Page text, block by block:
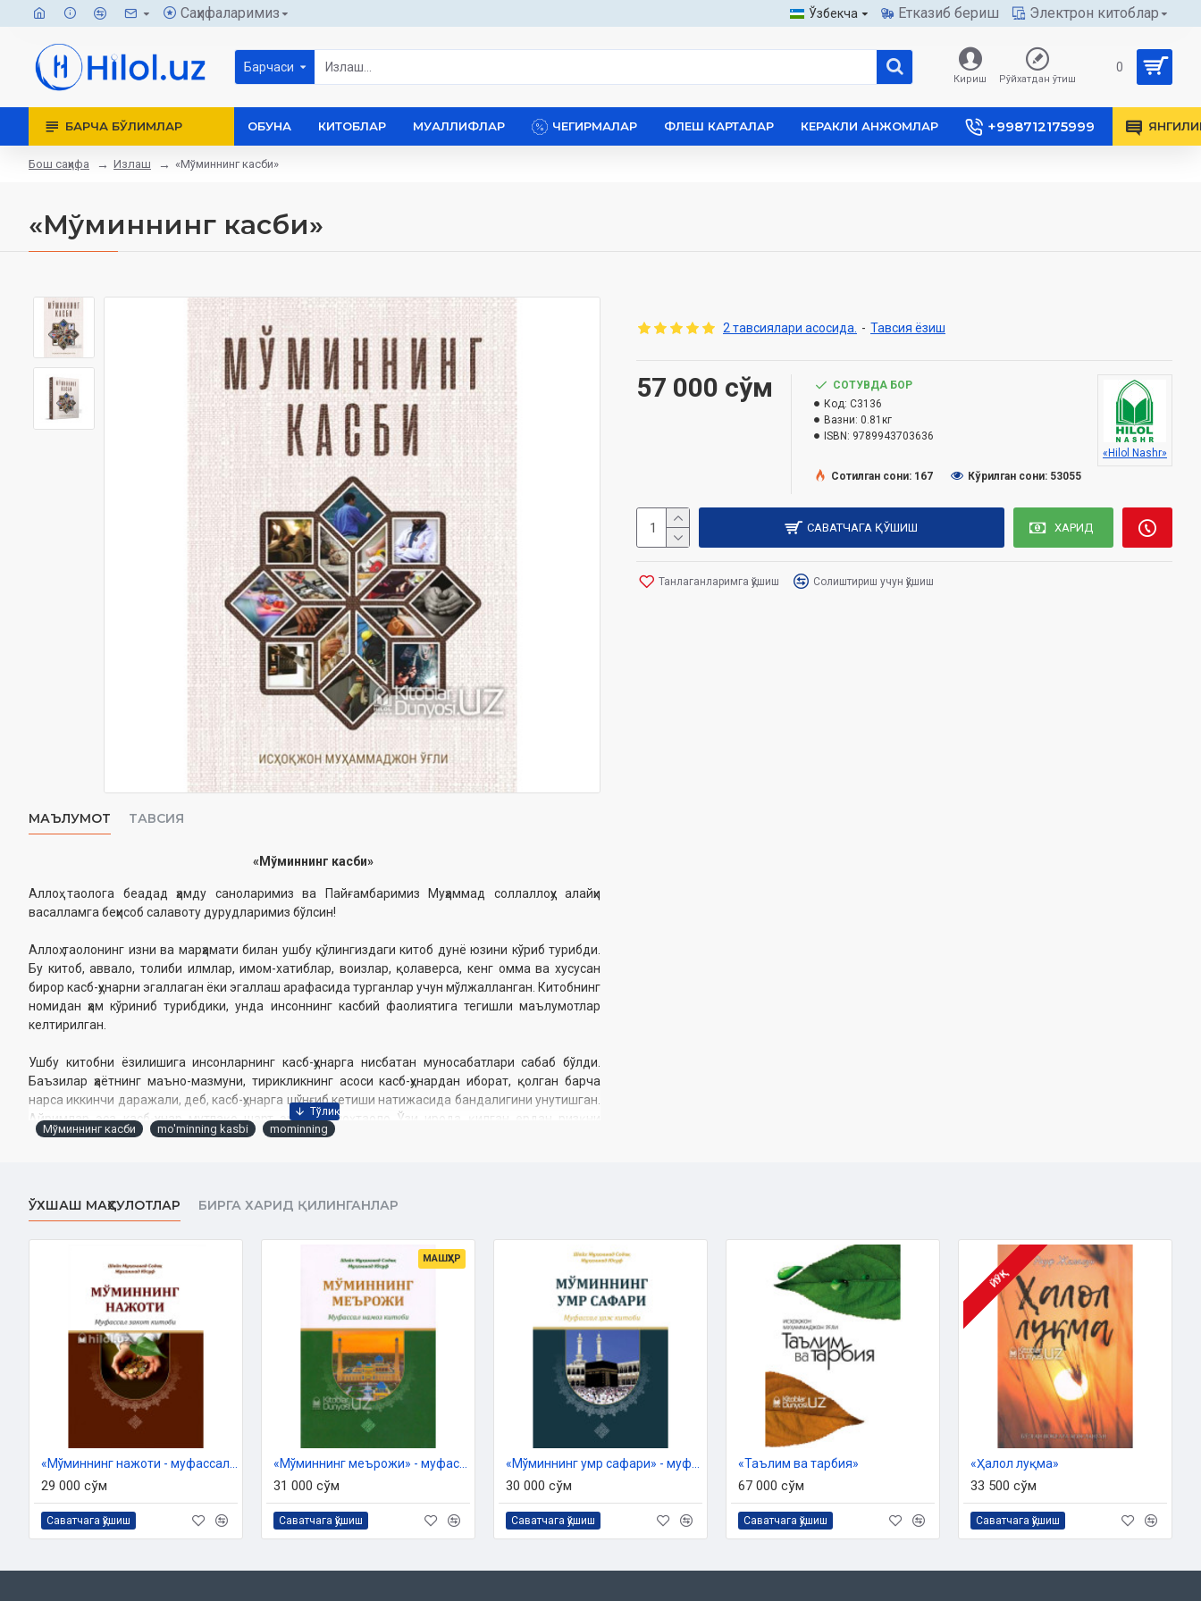
Саҳифаларимиз Ўзбекча Етказиб бериш Электрон китоблар
Барчаси
Кириш Рўйхатдан ўтиш
0
БАРЧА БЎЛИМЛАР ОБУНА КИТОБЛАР МУАЛЛИФЛАР ЧЕГИРМАЛАР ФЛЕШ КАРТАЛАР КЕРАКЛИ АНЖОМЛАР +998712175999
Бош саҳифа Излаш «Мўминнинг касби»
«Мўминнинг касби»
МАЪЛУМОТ ТАВСИЯ
«Мўминнинг касби»
Аллоҳ таолога беадад ҳамду саноларимиз ва Пайғамбаримиз Муҳаммад соллаллоҳу алайҳи
васалламга беҳисоб салавоту дурудларимиз бўлсин!
Аллоҳ таолонинг изни ва марҳамати билан ушбу қўлингиздаги китоб дунё юзини кўриб турибди.
Бу китоб, аввало, толиби илмлар, имом-хатиблар, воизлар, қолаверса, кенг омма ва хусусан
бирор касб-ҳунарни эгаллаган ёки эгаллаш арафасида турганлар учун мўлжалланган. Китобнинг
номидан ҳам кўриниб турибдики, унда инсоннинг касбий фаолиятига тегишли маълумотлар
келтирилган.
Ушбу китобни ёзилишига инсонларнинг касб-ҳунарга нисбатан муносабатлари сабаб бўлди.
Баъзилар ҳаётнинг маъно-мазмуни, тирикликнинг асоси касб-ҳунардан иборат, қолган барча
нарса иккинчи даражали, деб, касб-ҳунарга шўнғиб кетиши натижасида бандалигини унутишган.
Айримлар эса касб-ҳунар мутлақо шарт эмас, Аллоҳ таоло Ўзи ирода қилган ердан ризқни
бераверади, биз бандалигимизни адо этсак бўлди, деб, касб-ҳунардан мутлақо юз ўгиришган...
Муаллиф:Исҳоқжон Муҳаммаджон ўғли
438 бет
978-9943-7036-3-6
84×108 1/32
Қаттиқ
Ўзбекистон Республикаси Вазирлар Маҳкамаси ҳузуридаги
Дин ишлари бўйича қўмитанинг
2021 йил 17 июлдаги
02-07/4540-рақамли хулосаси асосида чоп этилди.
Мундарижа
Муқаддима
Биринчи фасл.
2 тавсиялари асосида. - Тавсия ёзиш
57 000 сўм
СОТУВДА БОР
Код: C3136
Вазни: 0.81кг
ISBN: 9789943703636
«Hilol Nashr»
Сотилган сони: 167
Кўрилган сони: 53055
САВАТЧАГА ҚЎШИШ ХАРИД
Танлаганларимга қўшиш Солиштириш учун қўшиш
Мўминнинг касби mo'minning kasbi mominning
ЎХШАШ МАҲСУЛОТЛАР БИРГА ХАРИД ҚИЛИНГАНЛАР
29 000 сўм
Саватчага қўшиш
МАШҲУР
31 000 сўм
Саватчага қўшиш
30 000 сўм
Саватчага қўшиш
«Таълим ва тарбия»
67 000 сўм
Саватчага қўшиш
ЙЎҚ
«Ҳалол луқма»
33 500 сўм
Саватчага қўшиш